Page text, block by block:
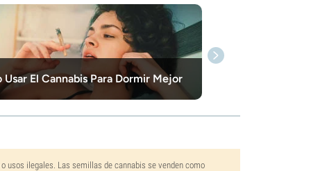
Usar El Cannabis Para Dormir Mejor
usos ilegales. Las semillas de cannabis se venden como